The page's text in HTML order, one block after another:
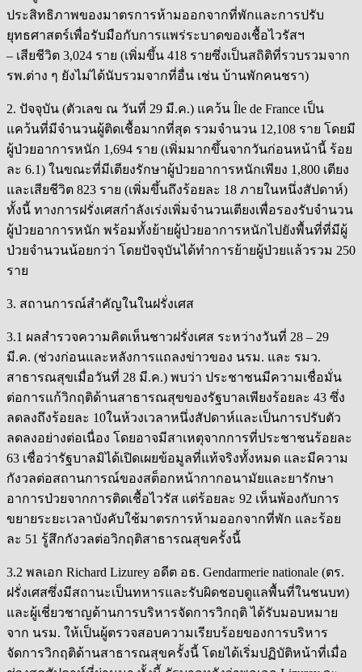
ประสิทธิภาพของมาตรการห้ามออกจากที่พักและการปรับ
ยุทธศาสตร์เพื่อรับมือกับการแพร่ระบาดของเชื้อไวรัสฯ
– เสียชีวิต 3,024 ราย (เพิ่มขึ้น 418 รายซึ่งเป็นสถิติที่รวบรวมจาก
รพ.ต่าง ๆ ยังไม่ได้นับรวมจากที่อื่น เช่น บ้านพักคนชรา)
2. ปัจจุบัน (ตัวเลข ณ วันที่ 29 มี.ค.) แคว้น Île de France เป็น
แคว้นที่มีจำนวนผู้ติดเชื้อมากที่สุด รวมจำนวน 12,108 ราย โดยมี
ผู้ป่วยอาการหนัก 1,694 ราย (เพิ่มมากขึ้นจากวันก่อนหน้านี้ ร้อย
ละ 6.1) ในขณะที่มีเตียงรักษาผู้ป่วยอาการหนักเพียง 1,800 เตียง
และเสียชีวิต 823 ราย (เพิ่มขึ้นถึงร้อยละ 18 ภายในหนึ่งสัปดาห์)
ทั้งนี้ ทางการฝรั่งเศสกำลังเร่งเพิ่มจำนวนเตียงเพื่อรองรับจำนวน
ผู้ป่วยอาการหนัก พร้อมทั้งย้ายผู้ป่วยอาการหนักไปยังพื้นที่ที่มีผู้
ป่วยจำนวนน้อยกว่า โดยปัจจุบันได้ทำการย้ายผู้ป่วยแล้วรวม 250
ราย
3. สถานการณ์สำคัญในในฝรั่งเศส
3.1 ผลสำรวจความคิดเห็นชาวฝรั่งเศส ระหว่างวันที่ 28 – 29
มี.ค. (ช่วงก่อนและหลังการแถลงข่าวของ นรม. และ รมว.
สาธารณสุขเมื่อวันที่ 28 มี.ค.) พบว่า ประชาชนมีความเชื่อมั่น
ต่อการแก้วิกฤติด้านสาธารณสุขของรัฐบาลเพียงร้อยละ 43 ซึ่ง
ลดลงถึงร้อยละ 10ในห้วงเวลาหนึ่งสัปดาห์และเป็นการปรับตัว
ลดลงอย่างต่อเนื่อง โดยอาจมีสาเหตุจากการที่ประชาชนร้อยละ
63 เชื่อว่ารัฐบาลมิได้เปิดเผยข้อมูลที่แท้จริงทั้งหมด และมีความ
กังวลต่อสถานการณ์ของสต็อกหน้ากากอนามัยและยารักษา
อาการป่วยจากการติดเชื้อไวรัส แต่ร้อยละ 92 เห็นพ้องกับการ
ขยายระยะเวลาบังคับใช้มาตรการห้ามออกจากที่พัก และร้อย
ละ 51 รู้สึกกังวลต่อวิกฤติสาธารณสุขครั้งนี้
3.2 พลเอก Richard Lizurey อดีต อธ. Gendarmerie nationale (ตร.
ฝรั่งเศสซึ่งมีสถานะเป็นทหารและรับผิดชอบดูแลพื้นที่ในชนบท)
และผู้เชี่ยวชาญด้านการบริหารจัดการวิกฤติ ได้รับมอบหมาย
จาก นรม. ให้เป็นผู้ตรวจสอบความเรียบร้อยของการบริหาร
จัดการวิกฤติด้านสาธารณสุขครั้งนี้ โดยได้เริ่มปฏิบัติหน้าที่เมื่อ